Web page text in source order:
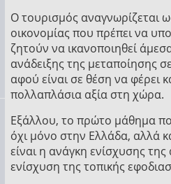
Ο τουρισμός αναγνωρίζεται
οικονομίας που πρέπει να
ζητούν να ικανοποιηθεί
ανάδειξης της μεταποίησης
αφού είναι σε θέση να φέρει
πολλαπλάσια αξία στη χώρα.
Εξάλλου, το πρώτο μάθημα
όχι μόνο στην Ελλάδα, αλλά
είναι η ανάγκη ενίσχυσης της
ενίσχυση της τοπικής